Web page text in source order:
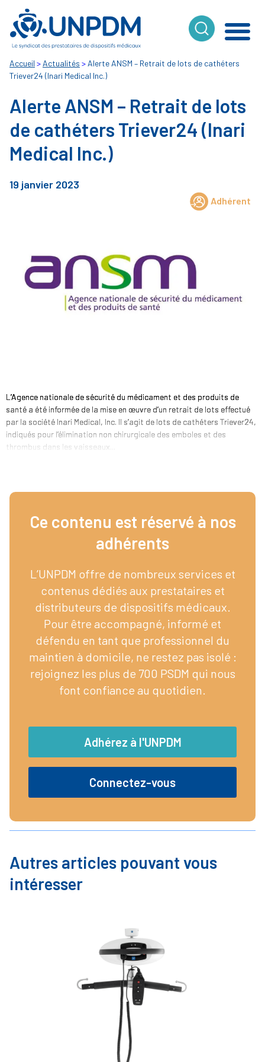
Accueil > Actualités > Alerte ANSM – Retrait de lots de cathéters
Triever24 (Inari Medical Inc.)
Alerte ANSM – Retrait de lots
de cathéters Triever24 (Inari
Medical Inc.)
19 janvier 2023
Adhérent
L’Agence nationale de sécurité du médicament et des produits de
santé a été informée de la mise en œuvre d’un retrait de lots effectué
par la société Inari Medical, Inc. Il s’agit de lots de cathéters Triever24,
indiqués pour l’élimination non chirurgicale des emboles et des
thrombus dans les vaisseaux...
Ce contenu est réservé à nos
adhérents​
L’UNPDM offre de nombreux services et
contenus dédiés aux prestataires et
distributeurs de dispositifs médicaux.
Pour être accompagné, informé et
défendu en tant que professionnel du
maintien à domicile, ne restez pas isolé :
rejoignez les plus de 700 PSDM qui nous
font confiance au quotidien.
Adhérez à l'UNPDM
Connectez-vous
Autres articles pouvant vous
intéresser